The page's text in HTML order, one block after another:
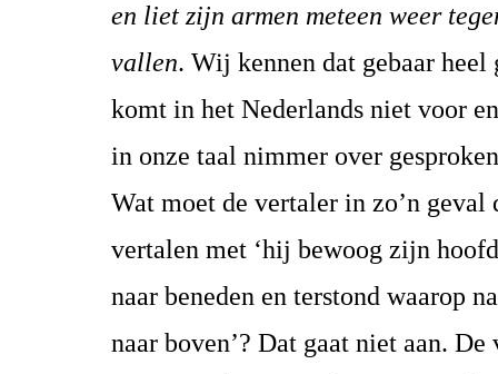
en liet zijn armen meteen weer
vallen. Wij kennen dat gebaar heel
komt in het Nederlands niet voor
in onze taal nimmer over
Wat moet de vertaler in zo’n geval
vertalen met ‘hij bewoog zijn
naar beneden en terstond waarop
naar boven’? Dat gaat niet aan.